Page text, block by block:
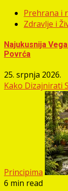
Prehrana i
Zdravlje i
Najukusnija
Povrća
25. srpnja 2026.
Kako Dizajnirati
Principima
6 min read